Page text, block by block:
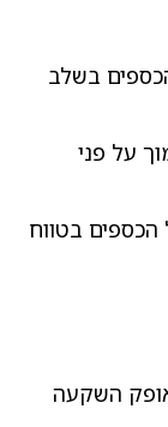
בשלב
על פני
הכספים בטווח
השקעה